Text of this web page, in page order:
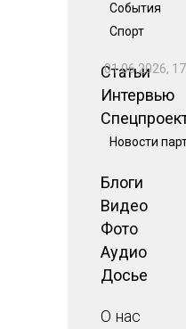
События
Спорт
Статьи
Интервью
Новости
Блоги
Видео
Фото
Аудио
Досье
О нас
Часть
01.06.2026,